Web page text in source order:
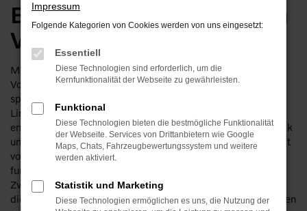
Bei Popp finden Sie Ihren
Volvo für Zwickau
Man kann es drehen und wenden, wie man will, aber: ein
Volvo ist stets ein geeignetes Fahrzeug für Zwickau. Dabei
spielt es noch nicht einmal eine Rolle, ob Sie sich für eien
Limousine, einen geräumigen Kombi oder ein SUV
entscheiden. Der Hersteller punktet durch ausgefeilte Technik
und umweltfreundliche Modelle, die sowohl in der Innenstadt
von Zwickau als auch auf Landstraße und Autobahn perfekt
funktionieren. Wir bei Popp sind Experten für Volvo in
Zwickau und liefern Ihnen Ihr Wunschfahrzeug gerne bis vor
die Haustür. Gerne lassen wir Sie bereits im Vorfeld einsteigen
Impressum
Folgende Kategorien von Cookies werden von uns eingesetzt:
Essentiell
Diese Technologien sind erforderlich, um die
Kernfunktionalität der Webseite zu gewährleisten.
Funktional
Diese Technologien bieten die bestmögliche Funktionalität
der Webseite. Services von Drittanbietern wie Google
Maps, Chats, Fahrzeugbewertungssystem und weitere
werden aktiviert.
Statistik und Marketing
Diese Technologien ermöglichen es uns, die Nutzung der